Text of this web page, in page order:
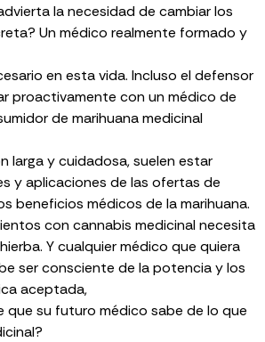
la necesidad de cambiar los
Un médico realmente formado y
en esta vida. Incluso el defensor
proactivamente con un médico de
de marihuana medicinal
larga y cuidadosa, suelen estar
y aplicaciones de las ofertas de
beneficios médicos de la marihuana.
con cannabis medicinal necesita
Y cualquier médico que quiera
ser consciente de la potencia y los
aceptada,
su futuro médico sabe de lo que